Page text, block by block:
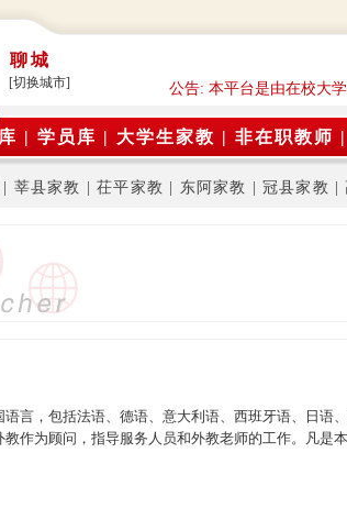
聊城
[切换城市] 公告: 本平台是由在校大
| 学员库 | 大学生家教 | 非在职教师 |
莘县家教 |茌平家教 东阿家教 冠县家教
言，包括法语、德语、意大利语、西班牙语、日语
作为顾问，指导服务人员和外教老师的工作。凡是